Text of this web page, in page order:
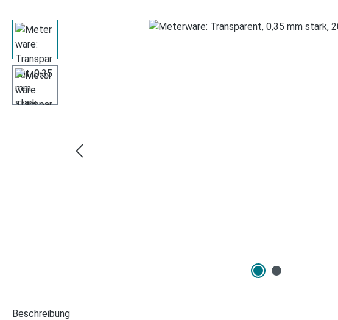
Bildergalerie überspringen
Beschreibung